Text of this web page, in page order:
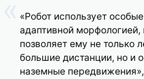
«Робот использует
адаптивной морфологией,
позволяет ему не только
большие дистанции, но и
наземные